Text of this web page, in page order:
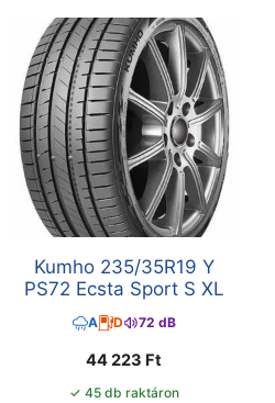
Kumho 235/35R19 Y
PS72 Ecsta Sport S XL
A D 72 dB
44 223 Ft
✓ 45 db raktáron